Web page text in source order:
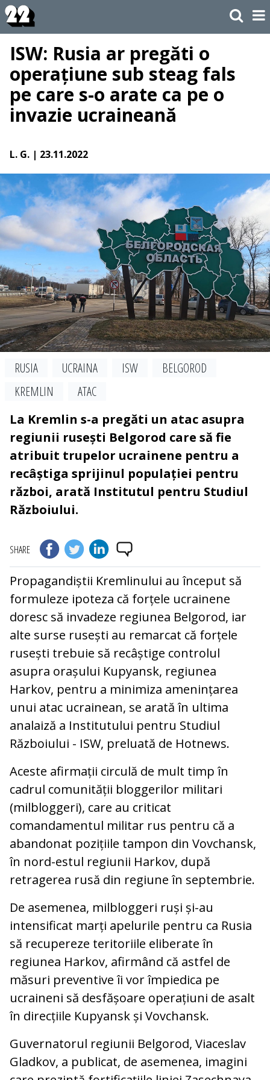
ISW: Rusia ar pregăti o
operațiune sub steag fals
pe care s-o arate ca pe o
invazie ucraineană
L. G. | 23.11.2022
RUSIA UCRAINA ISW
BELGOROD
KREMLIN
ATAC
La Kremlin s-a pregăti un atac asupra
regiunii rusești Belgorod care să fie
atribuit trupelor ucrainene pentru a
recâștiga sprijinul populației pentru
război, arată Institutul pentru Studiul
Războiului.
SHARE
Propagandiștii Kremlinului au început să
formuleze ipoteza că forțele ucrainene
doresc să invadeze regiunea Belgorod, iar
alte surse rusești au remarcat că forțele
rusești trebuie să recâștige controlul
asupra orașului Kupyansk, regiunea
Harkov, pentru a minimiza amenințarea
unui atac ucrainean, se arată în ultima
analaiză a Institutului pentru Studiul
Războiului - ISW, preluată de Hotnews.
Aceste afirmații circulă de mult timp în
cadrul comunității bloggerilor militari
(milbloggeri), care au criticat
comandamentul militar rus pentru că a
abandonat pozițiile tampon din Vovchansk,
în nord-estul regiunii Harkov, după
retragerea rusă din regiune în septembrie.
De asemenea, milbloggeri ruși și-au
intensificat marți apelurile pentru ca Rusia
să recupereze teritoriile eliberate în
regiunea Harkov, afirmând că astfel de
măsuri preventive îi vor împiedica pe
ucraineni să desfășoare operațiuni de asalt
în direcțiile Kupyansk și Vovchansk.
Guvernatorul regiunii Belgorod, Viaceslav
Gladkov, a publicat, de asemenea, imagini